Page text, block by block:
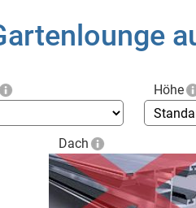
Höhe
Dach